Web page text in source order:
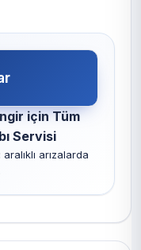
için Tüm
Servisi
arızalarda